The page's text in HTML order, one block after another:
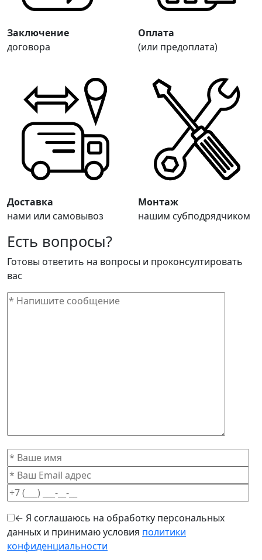
Заключение
договора
Оплата
(или предоплата)
Доставка
нами или самовывоз
Монтаж
нашим субподрядчиком
Есть вопросы?
Готовы ответить на вопросы и проконсултировать
вас
← Я соглашаюсь на обработку персональных
данных и принимаю условия политики
конфиденциальности